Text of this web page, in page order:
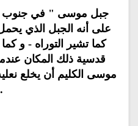
جبل موسى " في جنوب
على أنه الجبل الذي
كما تشير التوراه - و
قدسية ذلك المكان
موسى الكليم أن يخلع
.